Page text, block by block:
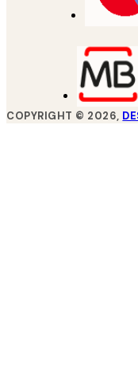
COPYRIGHT © 2026,